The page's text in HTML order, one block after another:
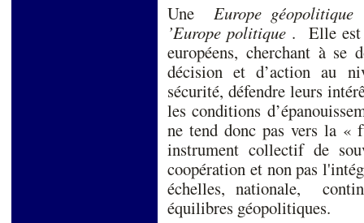
Une Europe géopolitique
’Europe politique . Elle est
européens, cherchant à se
décision et d’action au
sécurité, défendre leurs
les conditions
ne tend donc pas vers la «
instrument collectif de
coopération et non pas
échelles, nationale,
équilibres géopolitiques.